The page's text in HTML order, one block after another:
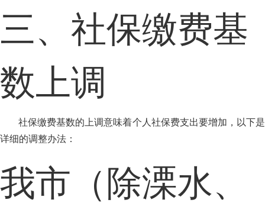
三、社保缴费基
数上调
社保缴费基数的上调意味着个人社保费支出要增加，以下是
详细的调整办法：
我市（除溧水、